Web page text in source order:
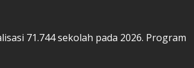
71.744 sekolah pada 2026. Program